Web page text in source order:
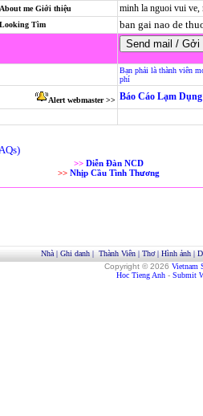
About me Giới thiệu minh la nguoi vui
Looking Tìm ban gai nao de
Bạn phải là thành viên
phí
Alert webmaster >> Báo Cáo Lạm
>> Diễn Đàn NCD
>> Nhịp Cầu Tình Thương
Nhà| Ghi danh| Thành Viên| Thơ| Hình ảnh|
Copyright © 2026 Vietnam
Hoc Tieng Anh - Submit